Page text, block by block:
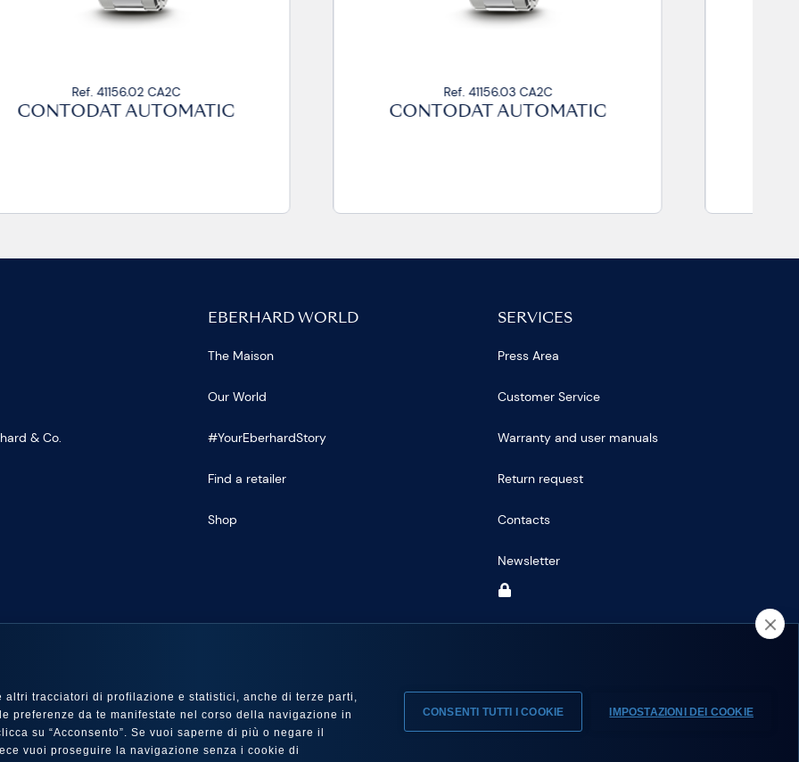
Ref. 41156.03 CA2C
CONTODAT AUTOMATIC
Ref. 41156.04 CA2C
CONTODAT AUTOMATIC
& Co.
EBERHARD WORLD
The Maison
Our World
#YourEberhardStory
Find a retailer
Shop
SERVICES
Press Area
Customer Service
Warranty and user manuals
Return request
Contacts
Newsletter
tracciatori di profilazione e statistici, anche di terze parti,
da te manifestate nel corso della navigazione in
su “Acconsento”. Se vuoi saperne di più o negare il
vuoi proseguire la navigazione senza i cookie di
CONSENTI TUTTI I COOKIE IMPOSTAZIONI DEI COOKIE